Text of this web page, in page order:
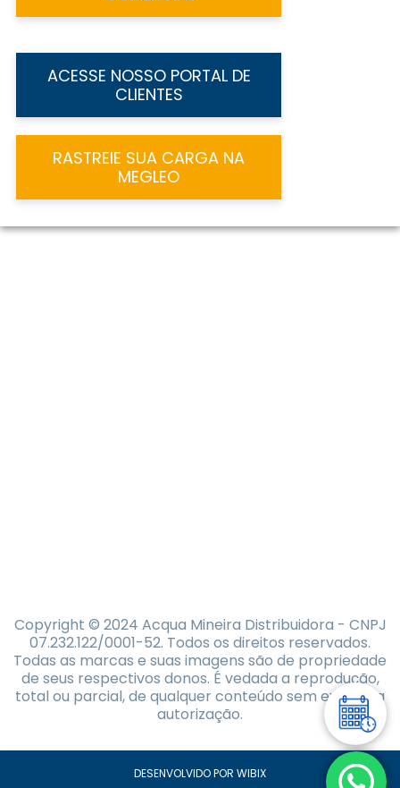
ACESSE NOSSO PORTAL DE
CLIENTES
RASTREIE SUA CARGA NA
MEGLEO
Copyright © 2024 Acqua Mineira Distribuidora - CNPJ
07.232.122/0001-52. Todos os direitos reservados.
Todas as marcas e suas imagens são de propriedade
de seus respectivos donos. É vedada a reprodução,
total ou parcial, de qualquer conteúdo sem expressa
autorização.
DESENVOLVIDO POR WIBIX